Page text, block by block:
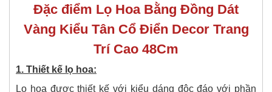
Đặc điểm Lọ Hoa Bằng Đồng Dát
Vàng Kiểu Tân Cổ Điển Decor Trang
Trí Cao 48Cm
1. Thiết kế lọ hoa:
Lọ hoa được thiết kế với kiểu dáng độc đáo với phần